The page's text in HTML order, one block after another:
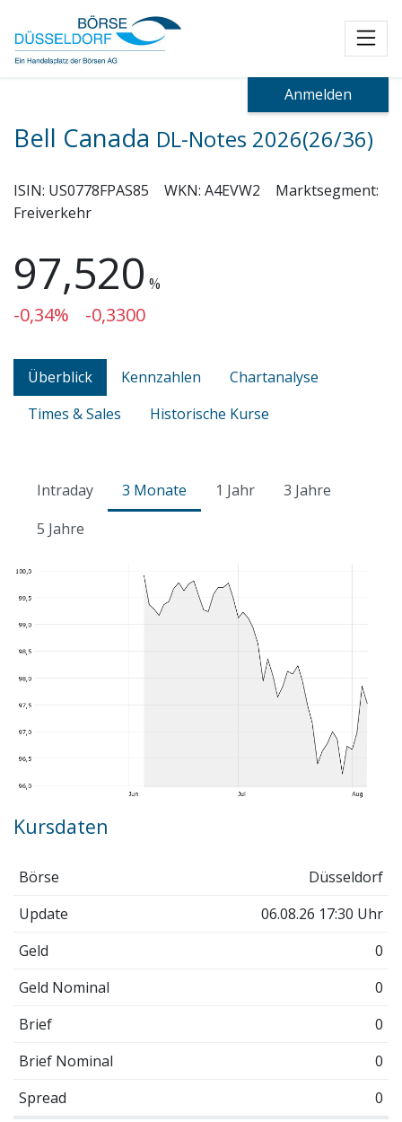
Anmelden
Bell Canada DL-Notes 2026(26/36)
ISIN: US0778FPAS85 WKN: A4EVW2
Marktsegment:
Freiverkehr
97,520 %
-0,34% -0,3300
Überblick Kennzahlen
Chartanalyse
Times & Sales
Historische Kurse
Intraday 3 Monate 1 Jahr
3 Jahre
5 Jahre
Kursdaten
Börse
Düsseldorf
Update
06.08.26 17:30 Uhr
Geld
0
Geld Nominal
0
Brief
0
Brief Nominal
0
Spread
0